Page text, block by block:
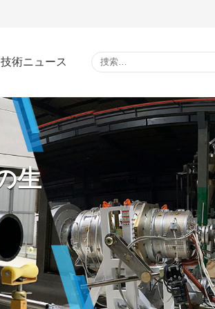
技術ニュース
生